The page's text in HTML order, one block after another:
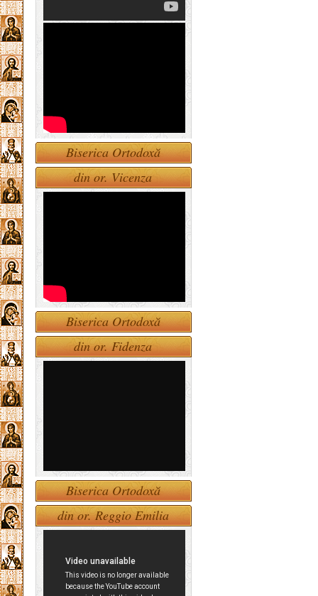
Biserica Ortodoxă
din or. Vicenza
Biserica Ortodoxă
din or. Fidenza
Biserica Ortodoxă
din or. Reggio Emilia